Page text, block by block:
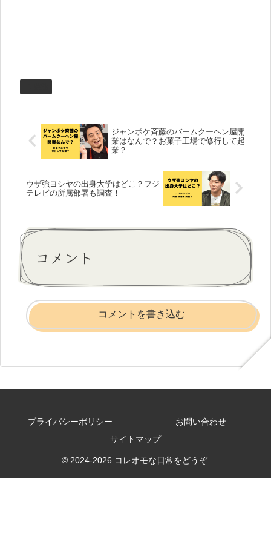
ジャンポケ斉藤のバームクーヘン屋開
業はなんで？お菓子工場で修行して起
業？
ウザ強ヨシヤの出身大学はどこ？フジ
テレビの所属部署も調査！
コメント
コメントを書き込む
プライバシーポリシー
お問い合わせ
サイトマップ
© 2024-2026 コレオモな日常をどうぞ.